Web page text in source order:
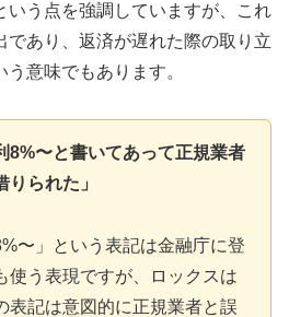
いう点を強調していますが、これ
であり、返済が遅れた際の取り立
意味でもあります。
8%〜と書いてあって正規業者
られた」
〜」という表記は金融庁に登
使う表現ですが、ロックスは
表記は意図的に正規業者と誤